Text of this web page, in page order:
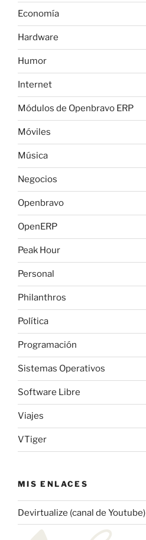
Economía
Hardware
Humor
Internet
Módulos de Openbravo ERP
Móviles
Música
Negocios
Openbravo
OpenERP
Peak Hour
Personal
Philanthros
Política
Programación
Sistemas Operativos
Software Libre
Viajes
VTiger
MIS ENLACES
Devirtualize (canal de Youtube)